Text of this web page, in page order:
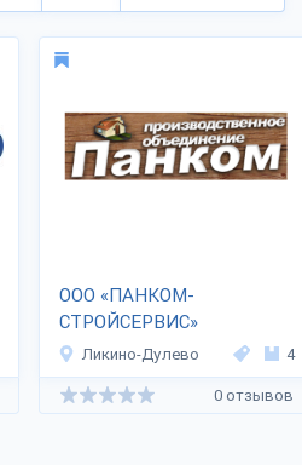
ООО «ПАНКОМ-
СТРОЙСЕРВИС»
Ликино-Дулево 4
0 отзывов